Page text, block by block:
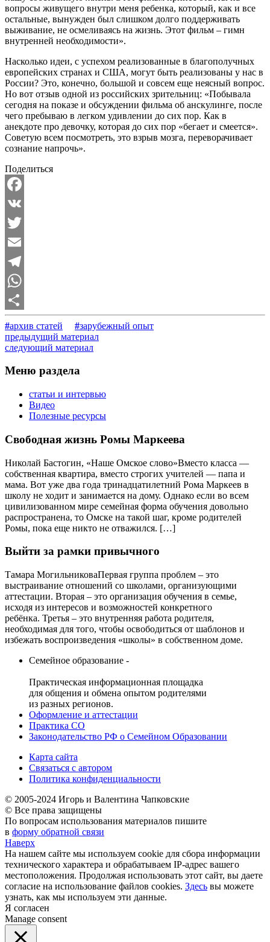
вопросы живущего внутри меня ребенка, который, как и все
остальные, вынужден был слишком долго поддерживать
выживание, не осмеливаясь на жизнь. Этот фильм – гимн
внутренней необходимости».
Насколько идеи, с успехом реализованные в благополучных
европейских странах и США, могут быть реализованы у нас в
России? Это, конечно, большой и совсем еще неясный вопрос.
Но вот отзыв одной из российских зрительниц: «Побывала
сегодня на показе и обсуждении фильма об анскулинге, после
чего пребываю в легком удивлении до сих пор. Как в
анекдоте про девочку, которая до сих пор «бегает и смеется».
Советую всем посмотреть, это взрыв мозга, переворачивает
сознание напрочь».
Поделиться
Facebook
VK
Twitter
Email
Telegram
WhatsApp
Отправить
#архив статей #зарубежный опыт
предыдущий материал
следующий материал
Меню раздела
статьи и интервью
Видео
Полезные ресурсы
Свободная жизнь Ромы Маркеева
Николай Бастогин, «Наше Омское слово»Вместо класса —
собственная квартира, вместо строгих учителей — папа и
мама. Вот уже два года тринадцатилетний Рома Маркеев в
школу не ходит и занимается на дому. Однако если во всем
цивилизованном мире семейная форма обучения довольно
распространена, то Омске на такой шаг, кроме родителей
Ромы, пока еще никто не отважился. […]
Выйти за рамки привычного
Тамара МогильниковаПервая группа проблем – это
выстраивание отношений со школами, организующими
аттестации. Вторая – это организация обучения в семье,
исходя из интересов и возможностей конкретного
ребёнка. Третья – это внутренняя работа родителя,
необходимая для того, чтобы освободиться от шаблонов и
избежать воспроизведения «школы» в собственном доме.
Семейное образование -
Практическая информационная площадка
для общения и обмена опытом родителями
из разных регионов.
Оформление и аттестации
Практика СО
Законодательство РФ о Семейном Образовании
Карта сайта
Связаться с автором
Политика конфиденциальности
© 2005-2024 Игорь и Валентина Чапковские
© Все права защищены
По вопросам использования материалов пишите
в форму обратной связи
Наверх
На нашем сайте мы используем cookie для сбора информации
технического характера и обрабатываем IP-адрес вашего
местоположения. Продолжая использовать этот сайт, вы даете
согласие на использование файлов cookies. Здесь вы можете
узнать, как мы используем эти данные.
Я согласен
Manage consent